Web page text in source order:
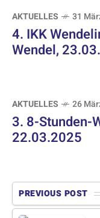
AKTUELLES 31
4. IKK
Wendel,
AKTUELLES 26
3. 8-Stunden-
22.03.2025
PREVIOUS POST